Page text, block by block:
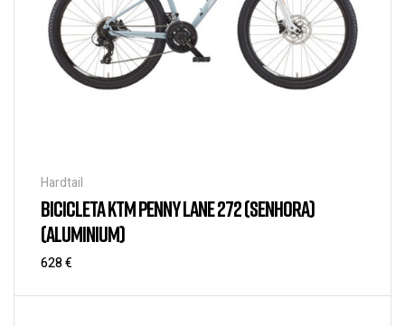
Hardtail
BICICLETA KTM PENNY LANE 272 (SENHORA)
(ALUMINIUM)
628€